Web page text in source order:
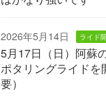
2026年5月14日 ライド
5月17日（日）阿蘇
ポタリングライドを
要）